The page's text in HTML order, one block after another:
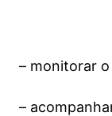
– monitorar
–